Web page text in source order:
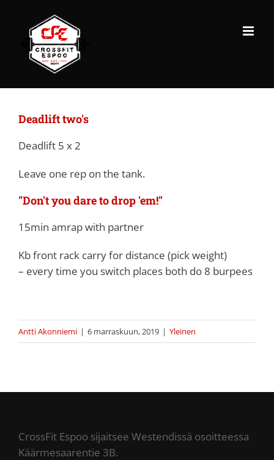
content
Deadlift two's
Deadlift 5 x 2
Leave one rep on the tank.
"Don't you dare to drop 'em!"
15min amrap with partner
Kb front rack carry for distance (pick weight)
– every time you switch places both do 8 burpees
Antti Akonniemi | 6 marraskuun, 2019 | Yleinen
CrossFit Espoo sijaitsee Westendissä osoitteessa
Käärmesaarentie 3B.